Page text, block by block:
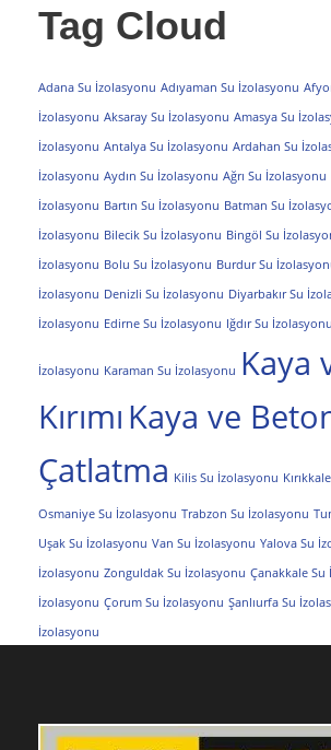
Tag Cloud
Adana Su İzolasyonu Adıyaman Su İzolasyonu
İzolasyonu Aksaray Su İzolasyonu Amasya Su
İzolasyonu Antalya Su İzolasyonu Ardahan Su
İzolasyonu Aydın Su İzolasyonu Ağrı Su İzolasyonu
İzolasyonu Bartın Su İzolasyonu Batman Su
İzolasyonu Bilecik Su İzolasyonu Bingöl Su
İzolasyonu Bolu Su İzolasyonu Burdur Su
İzolasyonu Denizli Su İzolasyonu Diyarbakır Su
İzolasyonu Edirne Su İzolasyonu Iğdır Su İzolasyonu
İzolasyonu Karaman Su İzolasyonu Kaya
Kırımı Kaya ve
Çatlatma Kilis Su İzolasyonu
Osmaniye Su İzolasyonu Trabzon Su İzolasyonu
Uşak Su İzolasyonu Van Su İzolasyonu Yalova Su
İzolasyonu Zonguldak Su İzolasyonu Çanakkale Su
İzolasyonu Çorum Su İzolasyonu Şanlıurfa Su
İzolasyonu